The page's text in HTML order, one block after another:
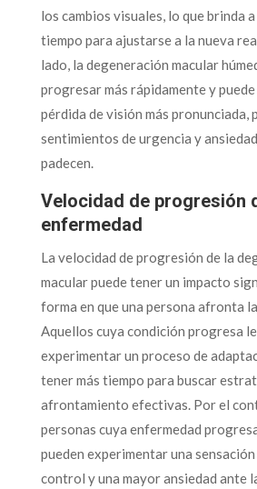
los cambios visuales, lo que brinda
tiempo para ajustarse a la nueva
lado, la degeneración macular
progresar más rápidamente y puede
pérdida de visión más pronunciada,
sentimientos de urgencia y
padecen.
Velocidad de progresión
enfermedad
La velocidad de progresión de la
macular puede tener un impacto
forma en que una persona afronta
Aquellos cuya condición progresa
experimentar un proceso de
tener más tiempo para buscar
afrontamiento efectivas. Por el
personas cuya enfermedad
pueden experimentar una
control y una mayor ansiedad ante